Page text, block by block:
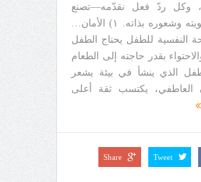
وكل ردّ فعل نقدّمه—تصنع
جزءًا من هويته وشعوره بذاته. ١) الأمان…
النفسية للطفل يحتاج الطفل
بقدر حاجته إلى الطعام
الذي ينشأ في بيئة يشعر
العاطفي، يكتسب ثقة أعلى
Tweet
Share